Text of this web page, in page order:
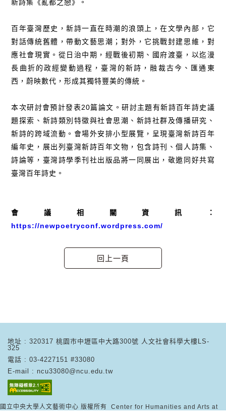
新詩集《亂都之戀》。
百年臺灣歷史，新詩一直在時潮的浪頭上，在文學內部，它
對話傳統舊體，帶動文藝思潮；對外，它挑戰封建思維，對
應社會現實。從日治中期，經戰後初期、國府渡臺，以迄漫
長曲折的政經變動過程，臺灣的新詩，融裁古今、匯通東
西，蔚映數代，形成其獨特豐美的傳統。
本次研討會預計發表20篇論文。研討主題有新詩百年詩史議
題探索、新詩類別特徵與社會思潮、新詩社群及傳播研究、
新詩的跨域流動。會場外安排小型展覽，呈現臺灣新詩百年
編年史，展出列臺灣新詩百年文物，包含詩刊、個人詩集、
詩論等，臺灣詩學季刊社出版品將一同展出，敬邀同好共寫
臺灣百年詩史。
會議相關資訊：
https://newpoetryconf.wordpress.com/
地址 : 320317 桃園市中壢區中大路300號 人文社會科學大樓LS-
325
電話 : 03-4227151 #33080
E-mail : ncu33080@ncu.edu.tw
國立中央大學人文藝術中心 版權所有 Center for Humanities and Arts at